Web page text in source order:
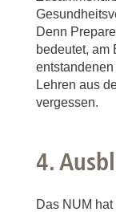
Denn
bedeutet, am
Lehren aus
vergessen.
4.
Das NUM